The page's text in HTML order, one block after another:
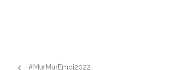
#MurMurÉmoi2022